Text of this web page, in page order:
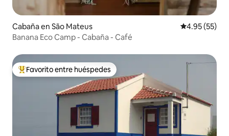
Cabaña en São Mateus Calificación
4.95 (55)
Banana Eco Camp - Cabaña - Café
De los mejores en Favorito entre huéspedes
Favorito entre huéspedes